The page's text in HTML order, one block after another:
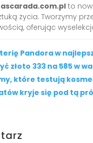
to
życia. Tworzymy
oferując
Pandora w
złoto 333 na 585 w
które testują
kryje się pod tą